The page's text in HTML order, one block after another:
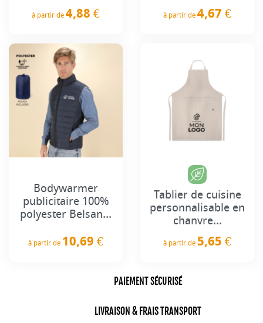
à partir de 4,88 € à partir de 4,67 €
Bodywarmer
publicitaire 100%
polyester Belsan...
à partir de 10,69 €
Tablier de cuisine
personnalisable en
chanvre...
à partir de 5,65 €
PAIEMENT SÉCURISÉ
LIVRAISON & FRAIS TRANSPORT